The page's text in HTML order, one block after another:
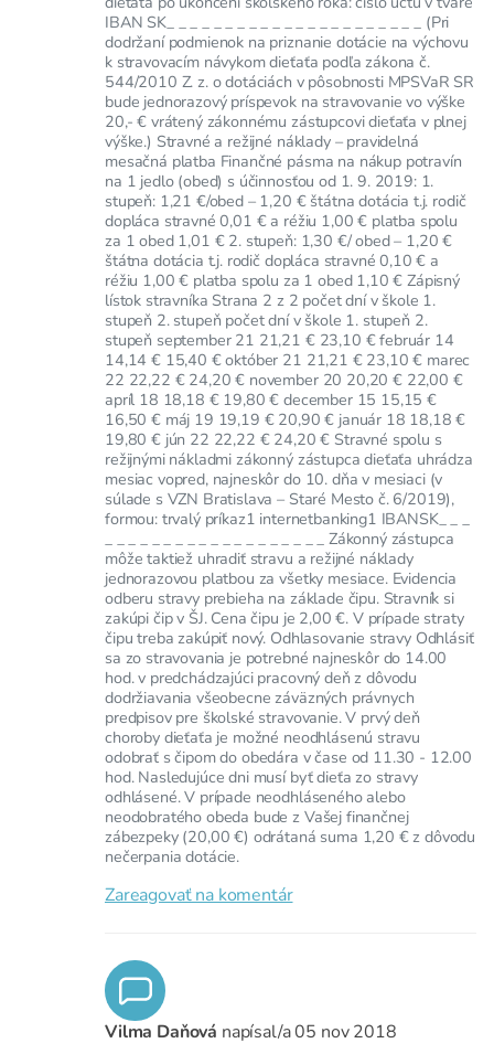
IBAN SK_ _ _ _ _ _ _ _ _ _ _ _ _ _ _ _ _ _ _ _ _ _ (Pri
dodržaní podmienok na priznanie dotácie na výchovu
k stravovacím návykom dieťaťa podľa zákona č.
544/2010 Z. z. o dotáciách v pôsobnosti MPSVaR SR
bude jednorazový príspevok na stravovanie vo výške
20,- € vrátený zákonnému zástupcovi dieťaťa v plnej
výške.) Stravné a režijné náklady – pravidelná
mesačná platba Finančné pásma na nákup potravín
na 1 jedlo (obed) s účinnosťou od 1. 9. 2019: 1.
stupeň: 1,21 €/obed – 1,20 € štátna dotácia t.j. rodič
dopláca stravné 0,01 € a réžiu 1,00 € platba spolu
za 1 obed 1,01 € 2. stupeň: 1,30 €/ obed – 1,20 €
štátna dotácia t.j. rodič dopláca stravné 0,10 € a
réžiu 1,00 € platba spolu za 1 obed 1,10 € Zápisný
lístok stravníka Strana 2 z 2 počet dní v škole 1.
stupeň 2. stupeň počet dní v škole 1. stupeň 2.
stupeň september 21 21,21 € 23,10 € február 14
14,14 € 15,40 € október 21 21,21 € 23,10 € marec
22 22,22 € 24,20 € november 20 20,20 € 22,00 €
apríl 18 18,18 € 19,80 € december 15 15,15 €
16,50 € máj 19 19,19 € 20,90 € január 18 18,18 €
19,80 € jún 22 22,22 € 24,20 € Stravné spolu s
režijnými nákladmi zákonný zástupca dieťaťa uhrádza
mesiac vopred, najneskôr do 10. dňa v mesiaci (v
súlade s VZN Bratislava – Staré Mesto č. 6/2019),
formou: trvalý príkaz1 internetbanking1 IBANSK_ _ _
_ _ _ _ _ _ _ _ _ _ _ _ _ _ _ _ _ _ _ Zákonný zástupca
môže taktiež uhradiť stravu a režijné náklady
jednorazovou platbou za všetky mesiace. Evidencia
odberu stravy prebieha na základe čipu. Stravník si
zakúpi čip v ŠJ. Cena čipu je 2,00 €. V prípade straty
čipu treba zakúpiť nový. Odhlasovanie stravy Odhlásiť
sa zo stravovania je potrebné najneskôr do 14.00
hod. v predchádzajúci pracovný deň z dôvodu
dodržiavania všeobecne záväzných právnych
predpisov pre školské stravovanie. V prvý deň
choroby dieťaťa je možné neodhlásenú stravu
odobrať s čipom do obedára v čase od 11.30 - 12.00
hod. Nasledujúce dni musí byť dieťa zo stravy
odhlásené. V prípade neodhláseného alebo
neodobratého obeda bude z Vašej finančnej
zábezpeky (20,00 €) odrátaná suma 1,20 € z dôvodu
nečerpania dotácie.
Zareagovať na komentár
Vilma Daňová napísal/a05 nov 2018